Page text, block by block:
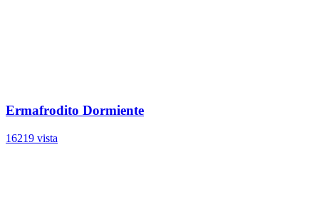
Ermafrodito Dormiente
16219 vista